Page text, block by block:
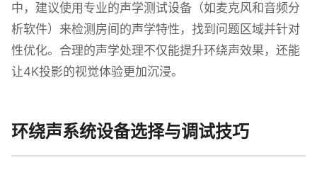
中，建议使用专业的声学测试设备（如麦克风和音频分
析软件）来检测房间的声学特性，找到问题区域并针对
性优化。合理的声学处理不仅能提升环绕声效果，还能
让4K投影的视觉体验更加沉浸。
环绕声系统设备选择与调试技巧